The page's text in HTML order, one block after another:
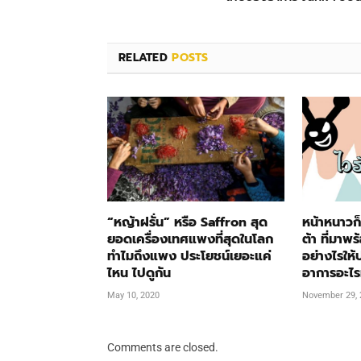
RELATEDPOSTS
“หญ้าฝรั่น” หรือ Saffron สุด
ยอดเครื่องเทศแพงที่สุดในโลก
ทำไมถึงแพง ประโยชน์เยอะแค่
ไหน ไปดูกัน
May 10, 2020
หน้าหนาว
ต้า ที่มาพ
อย่างไรใ
อาการอะ
November 29,
Comments are closed.